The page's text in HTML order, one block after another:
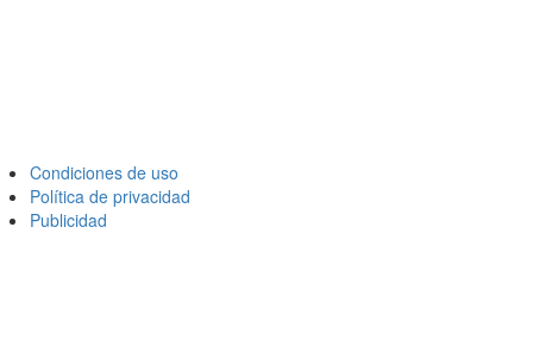
Condiciones de uso
Política de privacidad
Publicidad